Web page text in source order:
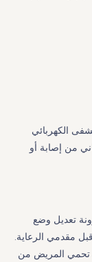
الكهربائي
من إصابة أو
تعديل وضع
مقدمي الرعاية.
تحمي المريض من